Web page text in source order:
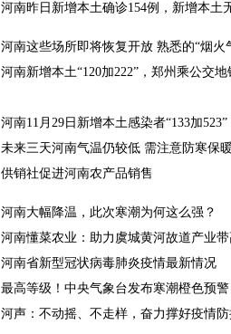
河南昨日新增本土确诊154例，新增本土
河南这些场所即将恢复开放 熟悉的“烟火
河南新增本土“120加222”，郑州乘公交
河南11月29日新增本土感染者“133加523”
未来三天河南气温仍较低 需注意防寒保暖
供销社促进河南农产品销售
河南大幅降温，此次寒潮为何这么强？
河南懂菜农业：助力虞城黄河故道产业
河南省新型冠状病毒肺炎疫情最新情况
最高等级！中央气象台发布寒潮橙色预
河声：不动摇、不走样，奋力撑好疫情防